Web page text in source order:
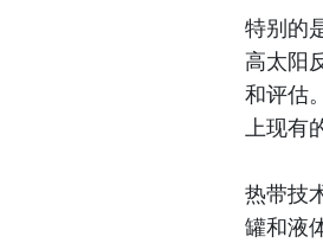
特别的
高太阳
和评估
上现有
热带技
罐和液